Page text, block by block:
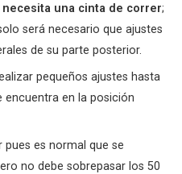
una cinta de correr;
será necesario que ajustes
de su parte posterior.
pequeños ajustes hasta
encuentra en la posición
es normal que se
no debe sobrepasar los 50